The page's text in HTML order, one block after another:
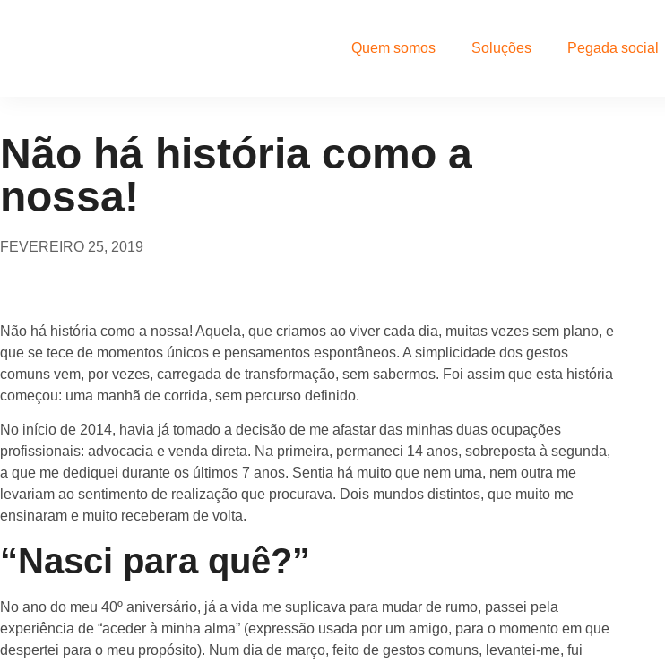
Quem somos Soluções Pegada social
Não há história como a
nossa!
FEVEREIRO 25, 2019
Não há história como a nossa! Aquela, que criamos ao viver cada dia, muitas vezes sem plano, e
que se tece de momentos únicos e pensamentos espontâneos. A simplicidade dos gestos
comuns vem, por vezes, carregada de transformação, sem sabermos. Foi assim que esta história
começou: uma manhã de corrida, sem percurso definido.
No início de 2014, havia já tomado a decisão de me afastar das minhas duas ocupações
profissionais: advocacia e venda direta. Na primeira, permaneci 14 anos, sobreposta à segunda,
a que me dediquei durante os últimos 7 anos. Sentia há muito que nem uma, nem outra me
levariam ao sentimento de realização que procurava. Dois mundos distintos, que muito me
ensinaram e muito receberam de volta.
“Nasci para quê?”
No ano do meu 40º aniversário, já a vida me suplicava para mudar de rumo, passei pela
experiência de “aceder à minha alma” (expressão usada por um amigo, para o momento em que
despertei para o meu propósito). Num dia de março, feito de gestos comuns, levantei-me, fui